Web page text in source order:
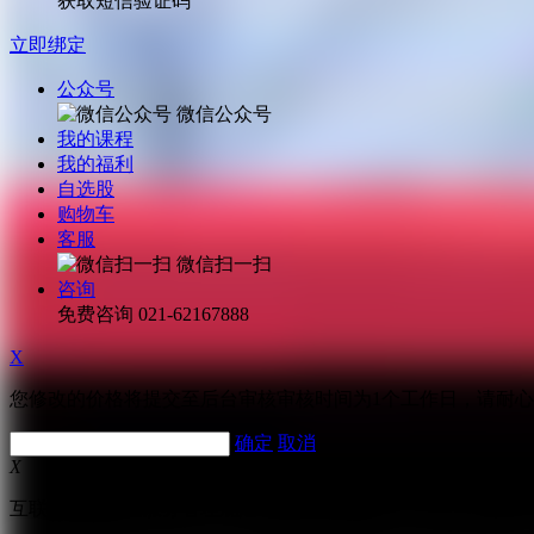
立即绑定
公众号
微信公众号
我的课程
我的福利
自选股
购物车
客服
微信扫一扫
咨询
免费咨询 021-62167888
X
您修改的价格将提交至后台审核审核时间为1个工作日，请耐
确定 取消
X
互联网跟帖评论服务管理规定